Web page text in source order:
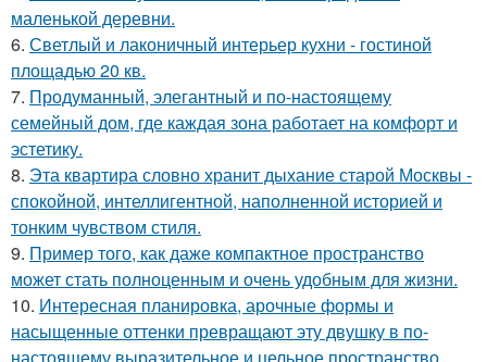
маленькой деревни.
6. Светлый и лаконичный интерьер кухни - гостиной
площадью 20 кв.
7. Продуманный, элегантный и по-настоящему
семейный дом, где каждая зона работает на комфорт и
эстетику.
8. Эта квартира словно хранит дыхание старой Москвы -
спокойной, интеллигентной, наполненной историей и
тонким чувством стиля.
9. Пример того, как даже компактное пространство
может стать полноценным и очень удобным для жизни.
10. Интересная планировка, арочные формы и
насыщенные оттенки превращают эту двушку в по-
настоящему выразительное и цельное пространство.